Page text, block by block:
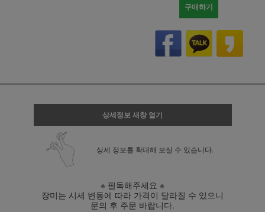
구매하기
상세정보 새창 열기
상세 정보를 확대해 보실 수 있습니다.
※ 필독해주세요 ※
장미는 시세 변동에 따라 가격이 달라질 수 있으니
문의 후 주문 바랍니다.